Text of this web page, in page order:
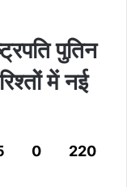
पुतिन
में नई
0
220